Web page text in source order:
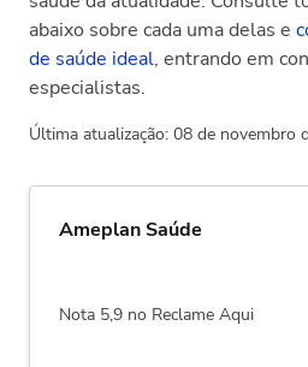
abaixo sobre cada uma delas e
de saúde ideal, entrando em
especialistas.
Última atualização: 08 de novembro
Ameplan Saúde
Nota 5,9 no Reclame Aqui